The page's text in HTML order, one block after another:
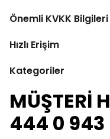
Önemli KVKK Bilgileri
Hızlı Erişim
Kategoriler
MÜŞTERİ
444 0 943